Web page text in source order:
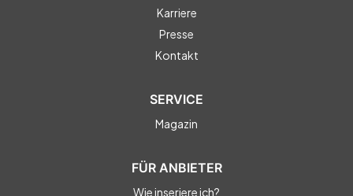
Karriere
Presse
Kontakt
SERVICE
Magazin
FÜR ANBIETER
Wie inseriere ich?